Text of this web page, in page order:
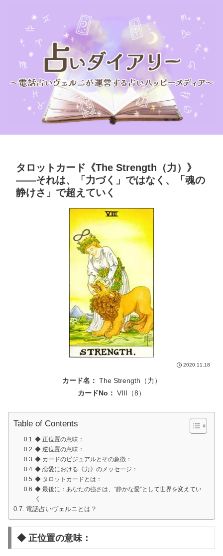
タロットカード《The Strength（力）》
――それは、「力づく」ではなく、「魂の
静けさ」で超えていく
2020.11.18
カード名： The Strength（力）
カードNo： VIII（8）
Table of Contents
◆ 正位置の意味：
◆ 逆位置の意味：
◆ カードのビジュアルとその象徴：
◆ 恋愛における《力》のメッセージ：
◆ タロットカードとは：
◆ 最後に：あなたの強さは、“静かな愛”として世界を変えてい
く
電話占いヴェルニとは？
◆ 正位置の意味：